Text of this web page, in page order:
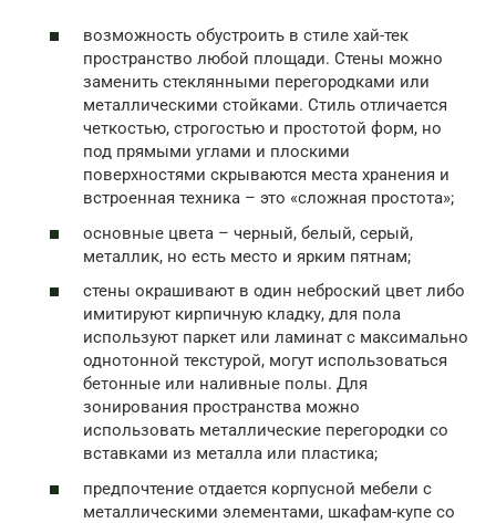
возможность обустроить в стиле хай-тек
пространство любой площади. Стены можно
заменить стеклянными перегородками или
металлическими стойками. Стиль отличается
четкостью, строгостью и простотой форм, но
под прямыми углами и плоскими
поверхностями скрываются места хранения и
встроенная техника – это «сложная простота»;
основные цвета – черный, белый, серый,
металлик, но есть место и ярким пятнам;
стены окрашивают в один неброский цвет либо
имитируют кирпичную кладку, для пола
используют паркет или ламинат с максимально
однотонной текстурой, могут использоваться
бетонные или наливные полы. Для
зонирования пространства можно
использовать металлические перегородки со
вставками из металла или пластика;
предпочтение отдается корпусной мебели с
металлическими элементами, шкафам-купе со